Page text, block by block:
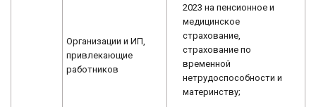
Организации и ИП,
привлекающие
работников
2023 на пенсионное и
медицинское
страхование,
страхование по
временной
нетрудоспособности и
материнству;